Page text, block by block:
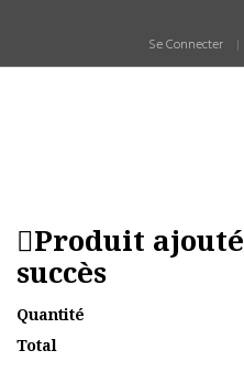
Se Connecter
Produit
succès
Quantité
Total